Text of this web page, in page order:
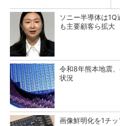
ソニー半導体は
も主要顧客ら拡大
令和8年熊本地震
状況
画像鮮明化を1チ